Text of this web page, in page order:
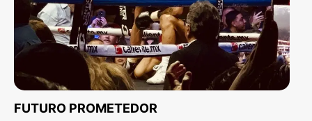
FUTURO PROMETEDOR